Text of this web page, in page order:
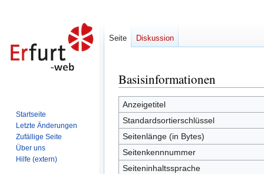
Zur
Navigation
springen
Zur
Suche
springen
Basisinformationen
Anzeigetitel
Standardsortierschlüssel
Seitenlänge (in Bytes)
Seitenkennnummer
Seiteninhaltssprache
Seite Diskussion
Startseite
Letzte Änderungen
Zufällige Seite
Über uns
Hilfe (extern)